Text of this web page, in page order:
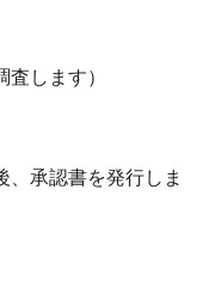
査します）
、承認書を発行しま